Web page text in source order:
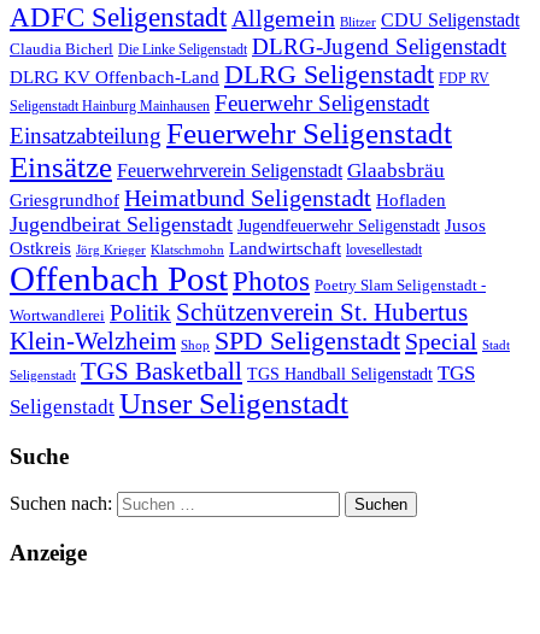
ADFC Seligenstadt Allgemein Blitzer CDU Seligenstadt
Claudia Bicherl Die Linke Seligenstadt DLRG-Jugend Seligenstadt
DLRG KV Offenbach-Land DLRG Seligenstadt FDP RV
Seligenstadt Hainburg Mainhausen Feuerwehr Seligenstadt
Einsatzabteilung Feuerwehr Seligenstadt
Einsätze Feuerwehrverein Seligenstadt Glaabsbräu
Griesgrundhof Heimatbund Seligenstadt Hofladen
Jugendbeirat Seligenstadt Jugendfeuerwehr Seligenstadt Jusos
Ostkreis Jörg Krieger Klatschmohn Landwirtschaft lovesellestadt
Offenbach PostPhotos Poetry Slam Seligenstadt -
Wortwandlerei Politik Schützenverein St. Hubertus
Klein-Welzheim Shop SPD Seligenstadt Special Stadt
Seligenstadt TGS Basketball TGS Handball Seligenstadt TGS
Seligenstadt Unser Seligenstadt
Suche
Suchen nach:
Anzeige